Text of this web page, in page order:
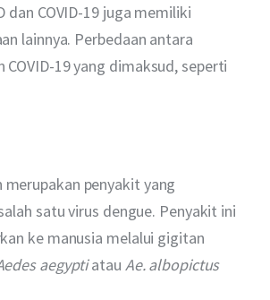
dan COVID-19 juga memiliki
lainnya. Perbedaan antara
COVID-19 yang dimaksud, seperti
merupakan penyakit yang
satu virus dengue. Penyakit ini
ke manusia melalui gigitan
aegypti atau Ae. albopictus